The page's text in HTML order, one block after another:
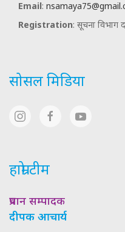
Email:
Registration: सूचना विभाग
सोसल मिडिया
हाम्रो टीम
प्रधान सम्पादक
दीपक आचार्य